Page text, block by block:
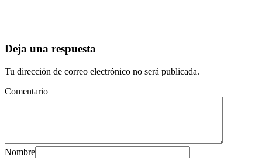
Deja una respuesta
Tu dirección de correo electrónico no será publicada.
Comentario
Nombre